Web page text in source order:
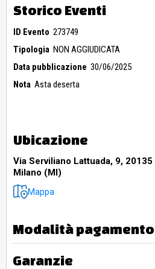
Storico Eventi
ID Evento 273749
Tipologia NON AGGIUDICATA
Data pubblicazione 30/06/2025
Nota Asta deserta
Ubicazione
Via Serviliano Lattuada, 9,
Milano (MI)
Mappa
Modalità pagamento
Garanzie